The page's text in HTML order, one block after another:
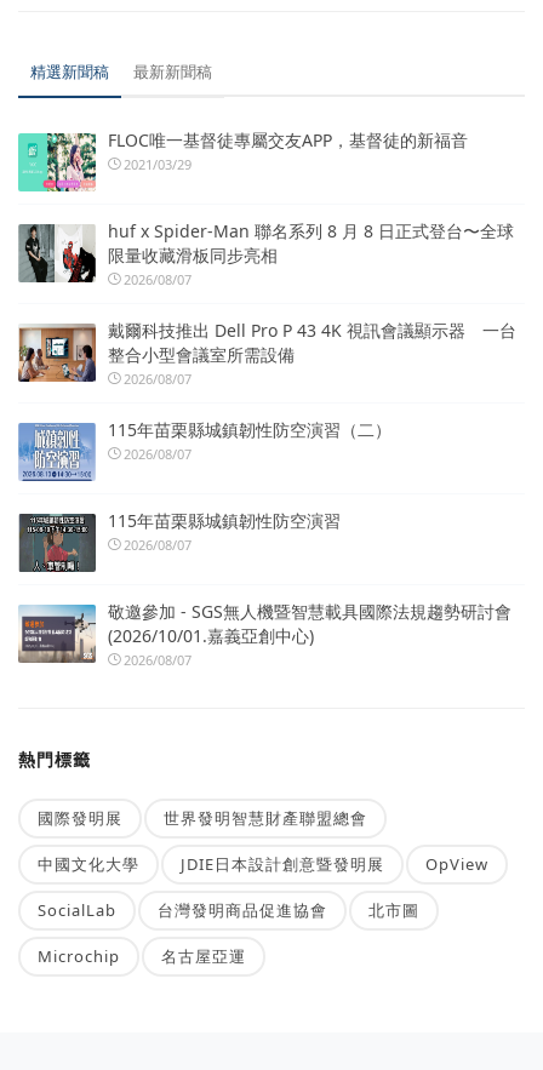
精選新聞稿 最新新聞稿
FLOC唯一基督徒專屬交友APP，基督徒的新福音
2021/03/29
huf x Spider-Man 聯名系列 8 月 8 日正式登台〜全球
限量收藏滑板同步亮相
2026/08/07
戴爾科技推出 Dell Pro P 43 4K 視訊會議顯示器 一台
整合小型會議室所需設備
2026/08/07
115年苗栗縣城鎮韌性防空演習（二）
2026/08/07
115年苗栗縣城鎮韌性防空演習
2026/08/07
敬邀參加 - SGS無人機暨智慧載具國際法規趨勢研討會
(2026/10/01.嘉義亞創中心)
2026/08/07
熱門標籤
國際發明展 世界發明智慧財產聯盟總會
中國文化大學 JDIE日本設計創意暨發明展 OpView
SocialLab 台灣發明商品促進協會 北市圖
Microchip 名古屋亞運